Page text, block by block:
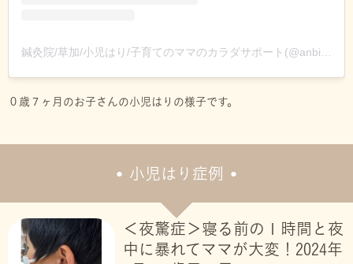
０歳７ヶ月のお子さんの小児はりの様子です。
小児はり症例
＜夜驚症＞寝る前の１時間と夜
中に暴れてママが大変！2024年